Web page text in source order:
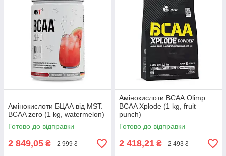
Амінокислоти БЦАА від MST.
BCAA zero (1 kg, watermelon)
Готово до відправки
2 849,05 ₴ 2 999 ₴
Амінокислоти ВСАА Olimp.
BCAA Xplode (1 kg, fruit
punch)
Готово до відправки
2 418,21 ₴ 2 493 ₴